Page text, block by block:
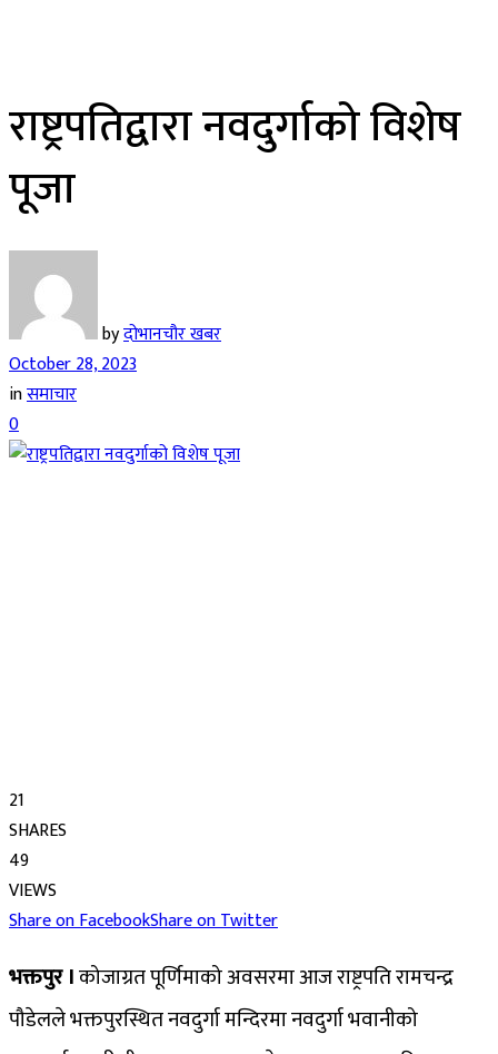
राष्ट्रपतिद्वारा नवदुर्गाको विशेष
पूजा
byदोभानचौर खबर
October 28, 2023
inसमाचार
0
21
SHARES
49
VIEWS
Share on FacebookShare on Twitter
भक्तपुर ।कोजाग्रत पूर्णिमाको अवसरमा आज राष्ट्रपति रामचन्द्र
पौडेलले भक्तपुरस्थित नवदुर्गा मन्दिरमा नवदुर्गा भवानीको